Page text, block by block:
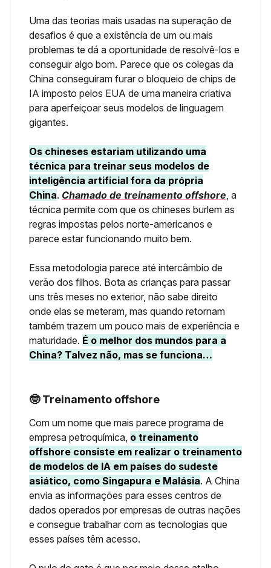
Uma das teorias mais usadas na superação de
desafios é que a existência de um ou mais
problemas te dá a oportunidade de resolvê-los e
conseguir algo bom. Parece que os colegas da
China conseguiram furar o bloqueio de chips de
IA imposto pelos EUA de uma maneira criativa
para aperfeiçoar seus modelos de linguagem
gigantes.
Os chineses estariam utilizando uma
técnica para treinar seus modelos de
inteligência artificial fora da própria
China. Chamado de treinamento offshore , a
técnica permite com que os chineses burlem as
regras impostas pelos norte-americanos e
parece estar funcionando muito bem.
Essa metodologia parece até intercâmbio de
verão dos filhos. Bota as crianças para passar
uns três meses no exterior, não sabe direito
onde elas se meteram, mas quando retornam
também trazem um pouco mais de experiência e
maturidade. É o melhor dos mundos para a
China? Talvez não, mas se funciona…
🤓 Treinamento offshore
Com um nome que mais parece programa de
empresa petroquímica, o treinamento
offshore consiste em realizar o treinamento
de modelos de IA em países do sudeste
asiático, como Singapura e Malásia. A China
envia as informações para esses centros de
dados operados por empresas de outras nações
e consegue trabalhar com as tecnologias que
esses países têm acesso.